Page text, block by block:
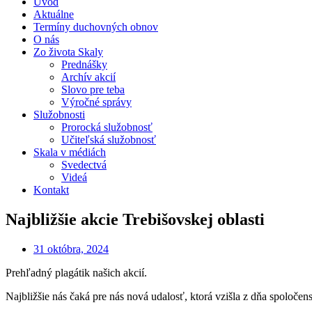
Aktuálne
Termíny duchovných obnov
O nás
Zo života Skaly
Prednášky
Archív akcií
Slovo pre teba
Výročné správy
Služobnosti
Prorocká služobnosť
Učiteľská služobnosť
Skala v médiách
Svedectvá
Videá
Kontakt
Najbližšie akcie Trebišovskej oblasti
31 októbra, 2024
Prehľadný plagátik našich akcií.
Najbližšie nás čaká pre nás nová udalosť, ktorá vzišla z dňa